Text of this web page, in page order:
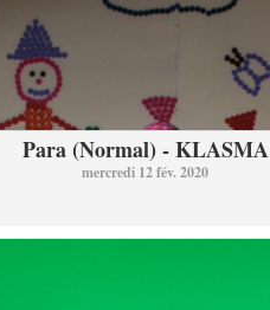
Para (Normal) - KLASMA
mercredi 12 fév. 2020